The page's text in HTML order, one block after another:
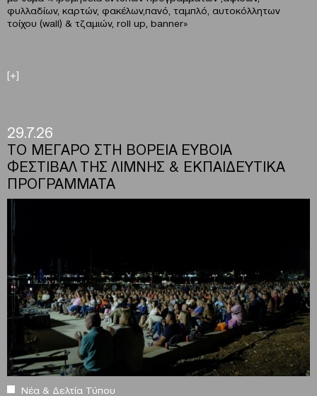
φυλλαδίων, καρτών, φακέλων,πανό, ταμπλό, αυτοκόλλητων
τοίχου (wall) & τζαμιών, roll up, banner»
[+]
29.7.26
ΤΟ ΜΕΓΑΡΟ ΣΤΗ ΒΟΡΕΙΑ ΕΥΒΟΙΑ
ΦΕΣΤΙΒΑΛ ΤΗΣ ΛΙΜΝΗΣ & ΕΚΠΑΙΔΕΥΤΙΚΑ
ΠΡΟΓΡΑΜΜΑΤΑ
Νέα & Δελτία Τύπου